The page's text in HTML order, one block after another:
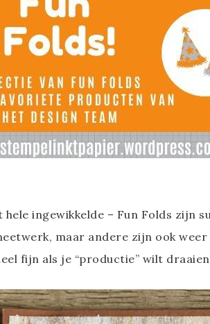
ingewikkelde – Fun Folds zijn
maar andere zijn ook
fijn als je “productie” wilt